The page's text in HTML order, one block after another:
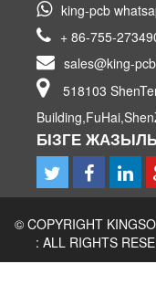
king-pcb
+ 86-755-
sales@king-
518103
БІЗГЕ
© COPYRIGHT
: ALL RIGHTS